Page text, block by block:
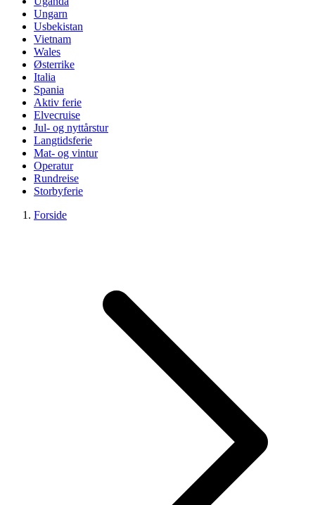
Ungarn
Usbekistan
Vietnam
Wales
Østerrike
Italia
Spania
Aktiv ferie
Elvecruise
Jul- og nyttårstur
Langtidsferie
Mat- og vintur
Operatur
Rundreise
Storbyferie
Forside